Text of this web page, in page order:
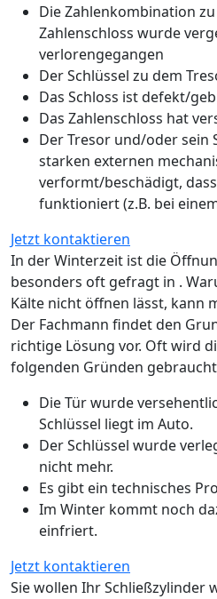
Die Zahlenkombination
Zahlenschloss wurde
verlorengegangen
Der Schlüssel zu dem
Das Schloss ist defekt/
Das Zahlenschloss hat
Der Tresor und/oder sein
starken externen
verformt/beschädigt,
funktioniert (z.B. bei
Jetzt kontaktieren
In der Winterzeit ist die
besonders oft gefragt in .
Kälte nicht öffnen lässt, kann
Der Fachmann findet den
richtige Lösung vor. Oft wird
folgenden Gründen
Die Tür wurde
Schlüssel liegt im Auto.
Der Schlüssel wurde
nicht mehr.
Es gibt ein technisches
Im Winter kommt noch
einfriert.
Jetzt kontaktieren
Sie wollen Ihr Schließzylinder